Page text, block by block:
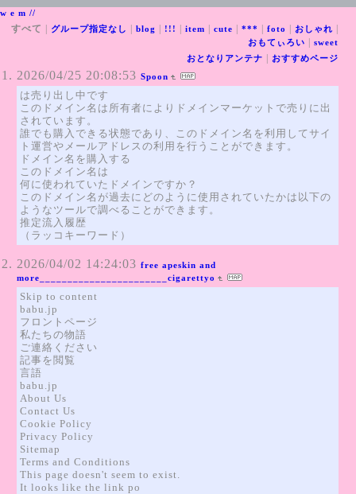
w e m //
すべて グループ指定なし blog !!! item cute *** foto おしゃれ
おもてぃろい
sweet
おとなりアンテナ
おすすめページ
2026/04/25 20:08:53 Spoon
は売り出し中です
このドメイン名は所有者によりドメインマーケットで売りに出
されています。
誰でも購入できる状態であり、このドメイン名を利用してサイ
ト運営やメールアドレスの利用を行うことができます。
ドメイン名を購入する
このドメイン名は
何に使われていたドメインですか？
このドメイン名が過去にどのように使用されていたかは以下の
ようなツールで調べることができます。
推定流入履歴
（ラッコキーワード）
2026/04/02 14:24:03 free apeskin and
more_______________________cigarettyo
Skip to content
babu.jp
フロントページ
私たちの物語
ご連絡ください
記事を閲覧
言語
babu.jp
About Us
Contact Us
Cookie Policy
Privacy Policy
Sitemap
Terms and Conditions
This page doesn't seem to exist.
It looks like the link po